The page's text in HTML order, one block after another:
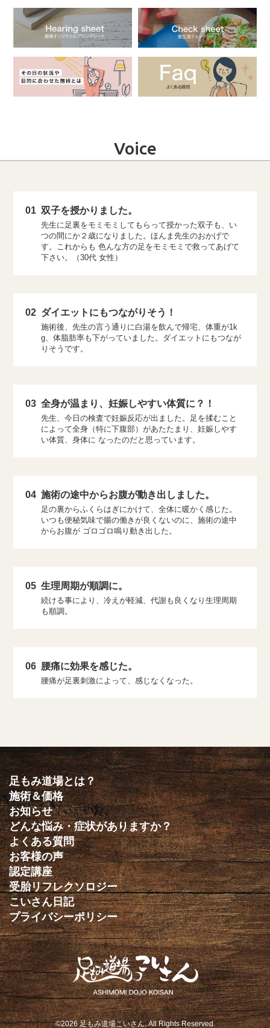
Voice
01 双子を授かりました。
先生に足裏をモミモミしてもらって授かった双子も、い
つの間にか２歳になりました。ほんま先生のおかげで
す。これからも 色んな方の足をモミモミで救ってあげて
下さい。（30代 女性）
02 ダイエットにもつながりそう！
施術後、先生の言う通りに白湯を飲んで帰宅、体重が1k
g、体脂肪率も下がっていました。ダイエットにもつなが
りそうです。
03 全身が温まり、妊娠しやすい体質に？！
先生、今日の検査で妊娠反応が出ました。足を揉むこと
によって全身（特に下腹部）があたたまり、妊娠しやす
い体質、身体に なったのだと思っています。
04 施術の途中からお腹が動き出しました。
足の裏からふくらはぎにかけて、全体に暖かく感じた。
いつも便秘気味で腸の働きが良くないのに、施術の途中
からお腹が ゴロゴロ鳴り動き出した。
05 生理周期が順調に。
続ける事により、冷えが軽減、代謝も良くなり生理周期
も順調。
06 腰痛に効果を感じた。
腰痛が足裏刺激によって、感じなくなった。
足もみ道場とは？
施術＆価格
お知らせ
どんな悩み・症状がありますか？
よくある質問
お客様の声
認定講座
受胎リフレクソロジー
こいさん日記
プライバシーポリシー
©2026足もみ道場こいさん. All Rights Reserved.